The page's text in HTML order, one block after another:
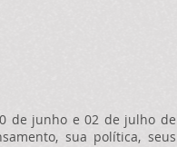
de junho e 02 de julho de
sua política, seus